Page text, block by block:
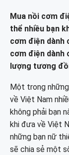
Mua nồi cơm
thể nhiều bạn
cơm điện dành
cơm điện dành
lượng tương
Một trong
về Việt Nam
không phải bạn
khi đưa về Việt
những bạn nữ
sẽ chia sẻ một